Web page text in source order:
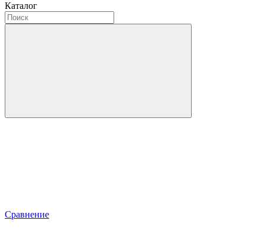
Каталог
Сравнение